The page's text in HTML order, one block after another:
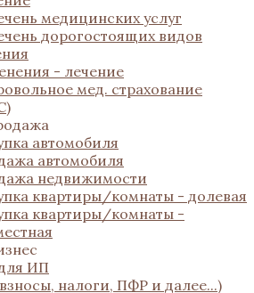
медицинских услуг
дорогостоящих видов
- лечение
мед. страхование
автомобиля
автомобиля
недвижимости
квартиры/комнаты - долевая
квартиры/комнаты -
ИП
налоги, ПФР и далее...)